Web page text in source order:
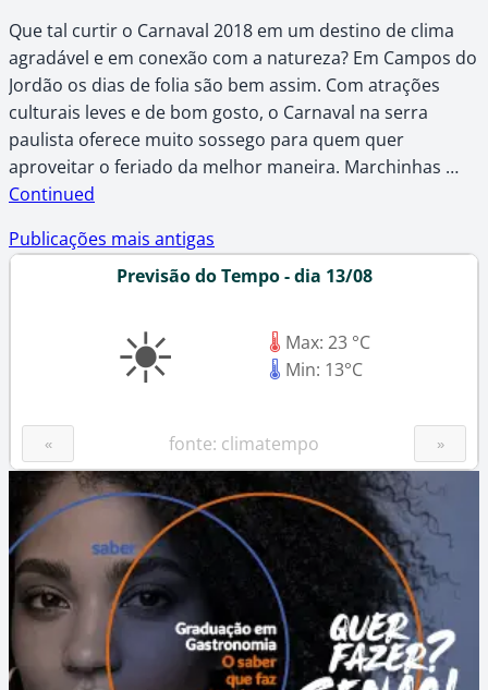
Que tal curtir o Carnaval 2018 em um destino de clima
agradável e em conexão com a natureza? Em Campos do
Jordão os dias de folia são bem assim. Com atrações
culturais leves e de bom gosto, o Carnaval na serra
paulista oferece muito sossego para quem quer
aproveitar o feriado da melhor maneira. Marchinhas …
Continued
Navegação
Publicações mais antigas
Previsão do Tempo - dia 13/08
☀ 🌡 Max: 23 °C
🌡 Min: 13°C
« fonte: climatempo »